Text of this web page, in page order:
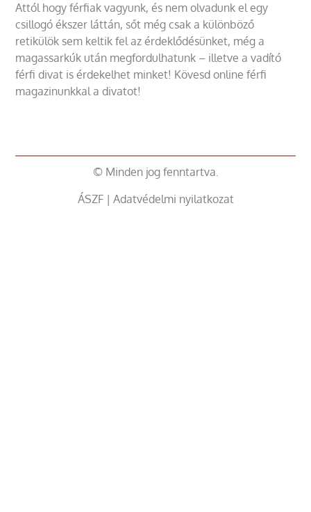
Attól hogy férfiak vagyunk, és nem olvadunk el egy
csillogó ékszer láttán, sőt még csak a különböző
retikülök sem keltik fel az érdeklődésünket, még a
magassarkúk után megfordulhatunk – illetve a vadító
férfi divat is érdekelhet minket! Kövesd online férfi
magazinunkkal a divatot!
© Minden jog fenntartva.
ÁSZF| Adatvédelmi nyilatkozat